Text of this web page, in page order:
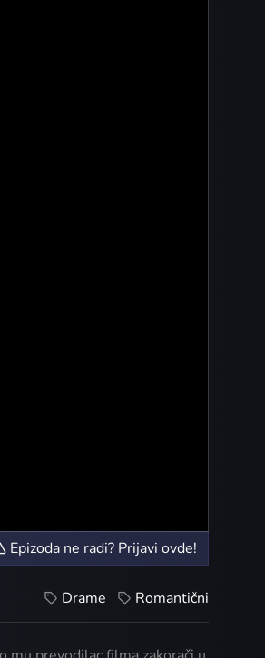
Epizoda ne radi? Prijavi ovde!
Drame Romantični